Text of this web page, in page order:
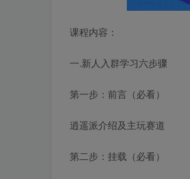
课程内容：
一.新人入群学习六步骤
第一步：前言（必看）
逍遥派介绍及主玩赛道
第二步：挂载（必看）